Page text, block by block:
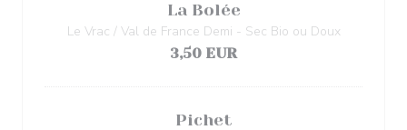
La Bolée
Le Vrac / Val de France Demi - Sec Bio ou Doux
3,50 EUR
Pichet